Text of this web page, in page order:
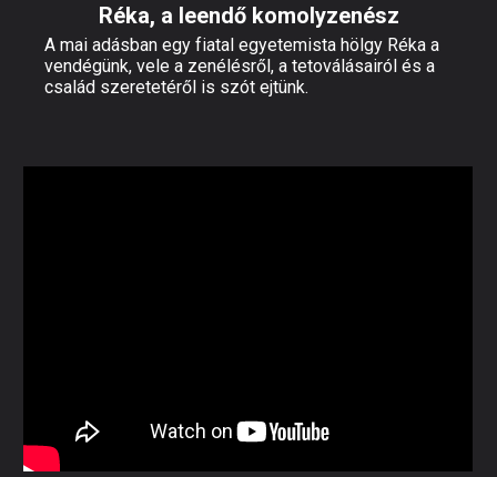
Réka, a leendő komolyzenész
A mai adásban egy fiatal egyetemista hölgy Réka a
vendégünk, vele a zenélésről, a tetoválásairól és a
család szeretetéről is szót ejtünk.